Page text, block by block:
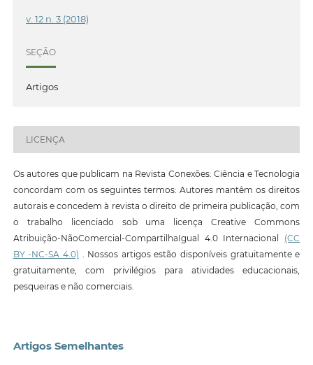
v. 12 n. 3 (2018)
SEÇÃO
Artigos
LICENÇA
Os autores que publicam na Revista Conexões: Ciência e Tecnologia
concordam com os seguintes termos: Autores mantêm os direitos
autorais e concedem à revista o direito de primeira publicação, com
o trabalho licenciado sob uma licença Creative Commons
Atribuição-NãoComercial-CompartilhaIgual 4.0 Internacional (CC
BY -NC-SA 4.0) . Nossos artigos estão disponíveis gratuitamente e
gratuitamente, com privilégios para atividades educacionais,
pesqueiras e não comerciais.
Artigos Semelhantes